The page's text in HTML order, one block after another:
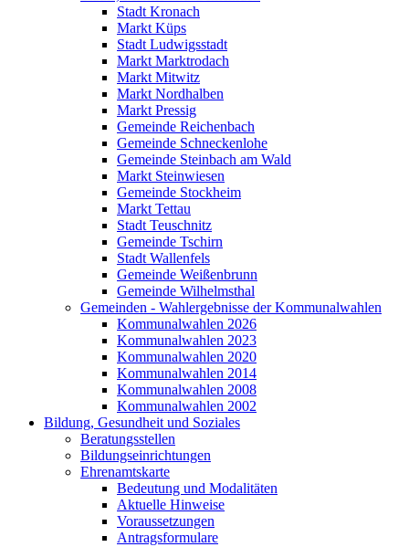
Stadt Kronach
Markt Küps
Stadt Ludwigsstadt
Markt Marktrodach
Markt Mitwitz
Markt Nordhalben
Markt Pressig
Gemeinde Reichenbach
Gemeinde Schneckenlohe
Gemeinde Steinbach am Wald
Markt Steinwiesen
Gemeinde Stockheim
Markt Tettau
Stadt Teuschnitz
Gemeinde Tschirn
Stadt Wallenfels
Gemeinde Weißenbrunn
Gemeinde Wilhelmsthal
Gemeinden - Wahlergebnisse der Kommunalwahlen
Kommunalwahlen 2026
Kommunalwahlen 2023
Kommunalwahlen 2020
Kommunalwahlen 2014
Kommunalwahlen 2008
Kommunalwahlen 2002
Bildung, Gesundheit und Soziales
Beratungsstellen
Bildungseinrichtungen
Ehrenamtskarte
Bedeutung und Modalitäten
Aktuelle Hinweise
Voraussetzungen
Antragsformulare